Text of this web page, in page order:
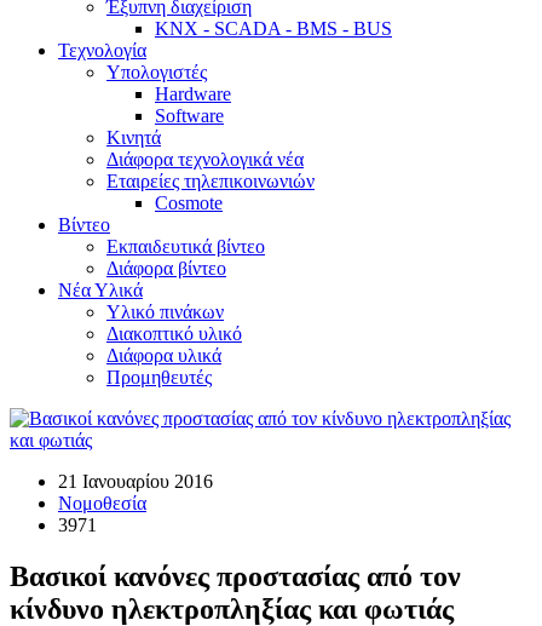
Έξυπνη διαχείριση
KNX - SCADA - BMS - BUS
Τεχνολογία
Υπολογιστές
Hardware
Software
Κινητά
Διάφορα τεχνολογικά νέα
Εταιρείες τηλεπικοινωνιών
Cosmote
Βίντεο
Εκπαιδευτικά βίντεο
Διάφορα βίντεο
Νέα Υλικά
Υλικό πινάκων
Διακοπτικό υλικό
Διάφορα υλικά
Προμηθευτές
21 Ιανουαρίου 2016
Νομοθεσία
3971
Βασικοί κανόνες προστασίας από τον
κίνδυνο ηλεκτροπληξίας και φωτιάς